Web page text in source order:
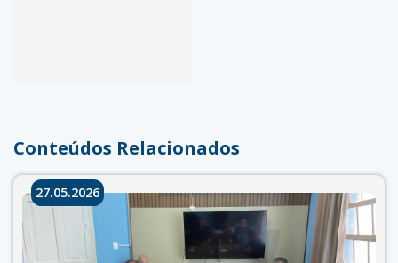
Conteúdos Relacionados
27.05.2026